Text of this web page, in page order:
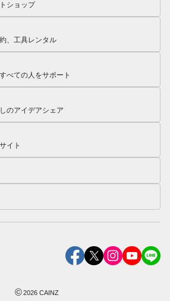
ショップ
、工具レンタル
べての人をサポート
のアイデアシェア
イト
©2026 CAINZ